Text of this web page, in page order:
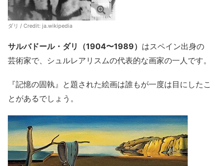
ダリ / Credit: ja.wikipedia
サルバドール・ダリ（1904〜1989） はスペイン出身の
芸術家で、シュルレアリスムの代表的な画家の一人です。
『記憶の固執』と題された絵画は誰もが一度は目にしたこ
とがあるでしょう。